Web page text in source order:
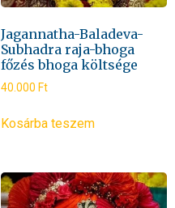
Jagannatha-Baladeva-
Subhadra raja-bhoga
főzés bhoga költsége
40.000 Ft
Kosárba teszem